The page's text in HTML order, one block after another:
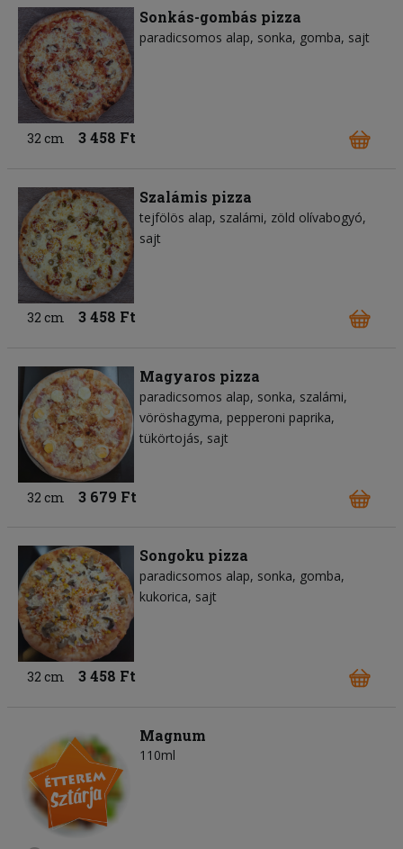
Sonkás-gombás pizza
paradicsomos alap sonka gomba sajt
32 cm 3 458 Ft
Szalámis pizza
tejfölös alap szalámi zöld olívabogyó
sajt
32 cm 3 458 Ft
Magyaros pizza
paradicsomos alap sonka szalámi
vöröshagyma pepperoni paprika
tükörtojás sajt
32 cm 3 679 Ft
Songoku pizza
paradicsomos alap sonka gomba
kukorica sajt
32 cm 3 458 Ft
Magnum
110ml